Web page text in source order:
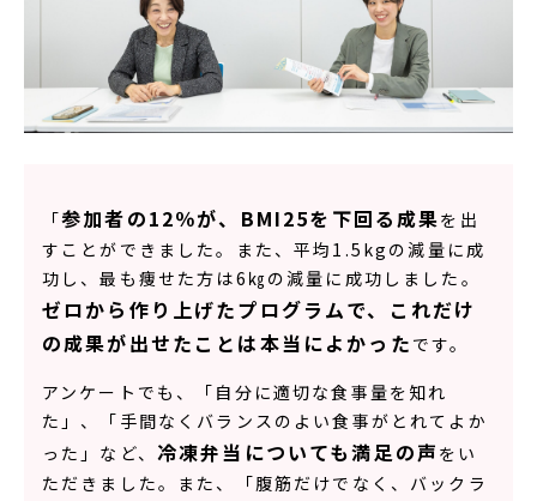
「参加者の12％が、BMI25を下回る成果を出
すことができました。また、平均1.5kgの減量に成
功し、最も痩せた方は6㎏の減量に成功しました。
ゼロから作り上げたプログラムで、これだけ
の成果が出せたことは本当によかった です。
アンケートでも、「自分に適切な食事量を知れ
た」、「手間なくバランスのよい食事がとれてよか
った」など、 冷凍弁当についても満足の声 をい
ただきました。また、「腹筋だけでなく、バックラ